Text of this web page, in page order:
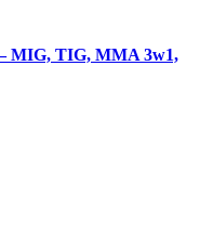
MIG, TIG, MMA 3w1,